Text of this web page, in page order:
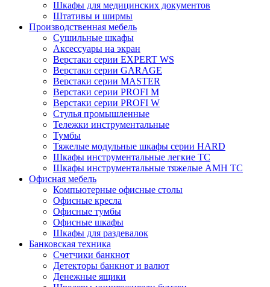
Шкафы для медицинских документов
Штативы и ширмы
Производственная мебель
Cушильные шкафы
Аксессуары на экран
Верстаки серии EXPERT WS
Верстаки серии GARAGE
Верстаки серии MASTER
Верстаки серии PROFI M
Верстаки серии PROFI W
Стулья промышленные
Тележки инструментальные
Тумбы
Тяжелые модульные шкафы серии HARD
Шкафы инструментальные легкие ТС
Шкафы инструментальные тяжелые AMH TC
Офисная мебель
Компьютерные офисные столы
Офисные кресла
Офисные тумбы
Офисные шкафы
Шкафы для раздевалок
Банковская техника
Счетчики банкнот
Детекторы банкнот и валют
Денежные ящики